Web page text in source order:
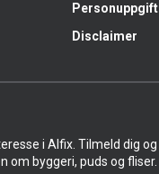
Disclaimer
i Alfix. Tilmeld dig
om byggeri, puds og fliser.